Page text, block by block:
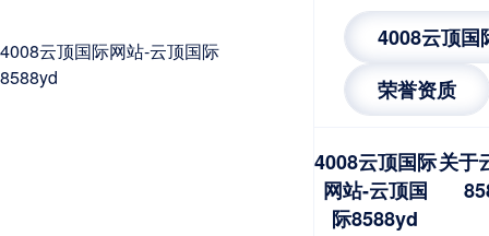
4008云顶国际网站-云顶国际
8588yd
4008云顶国
荣誉资质
4008云顶国际
网站-云顶国
际8588yd
关于